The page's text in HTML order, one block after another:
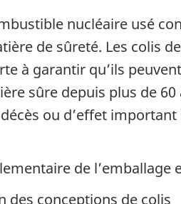
nucléaire usé
de sûreté. Les colis
à garantir qu’ils
sûre depuis plus de
ou d’effet
de
des conceptions de colis